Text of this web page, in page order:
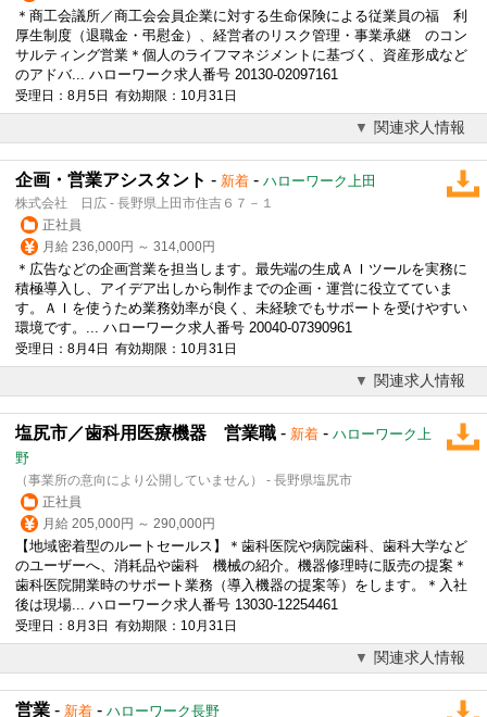
＊商工会議所／商工会会員企業に対する生命保険による従業員の福 利
厚生制度（退職金・弔慰金）、経営者のリスク管理・事業承継 のコン
サルティング営業＊個人のライフマネジメントに基づく、資産形成など
のアドバ... ハローワーク求人番号 20130-02097161
受理日：8月5日 有効期限：10月31日
関連求人情報
企画・営業アシスタント - 新着 - ハローワーク上田
株式会社 日広 - 長野県上田市住吉６７－１
正社員
月給 236,000円 ～ 314,000円
＊広告などの企画営業を担当します。最先端の生成ＡＩツールを実務に
積極導入し、アイデア出しから制作までの企画・運営に役立てていま
す。ＡＩを使うため業務効率が良く、未経験でもサポートを受けやすい
環境です。... ハローワーク求人番号 20040-07390961
受理日：8月4日 有効期限：10月31日
関連求人情報
塩尻市／歯科用医療機器 営業職 - 新着 - ハローワーク上
野
（事業所の意向により公開していません） - 長野県塩尻市
正社員
月給 205,000円 ～ 290,000円
【地域密着型のルートセールス】＊歯科医院や病院歯科、歯科大学など
のユーザーへ、消耗品や歯科 機械の紹介。機器修理時に販売の提案＊
歯科医院開業時のサポート業務（導入機器の提案等）をします。＊入社
後は現場... ハローワーク求人番号 13030-12254461
受理日：8月3日 有効期限：10月31日
関連求人情報
営業 - 新着 - ハローワーク長野